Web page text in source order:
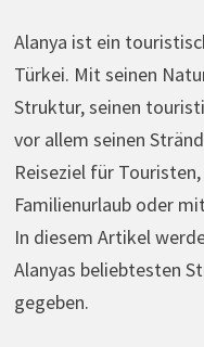
Alanya ist ein
Türkei. Mit seinen
Struktur, seinen
vor allem seinen
Reiseziel für
Familienurlaub oder
In diesem Artikel
Alanyas beliebtesten
gegeben.